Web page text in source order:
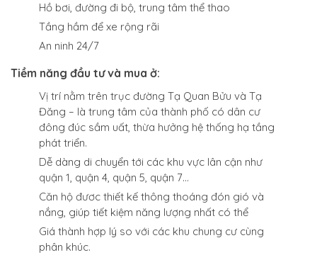
Hồ bơi, đường đi bộ, trung tâm thể thao
Tầng hầm để xe rộng rãi
An ninh 24/7
Tiềm năng đầu tư và mua ở:
Vị trí nằm trên trục đường Tạ Quan Bửu và Tạ
Đăng – là trung tâm của thành phố có dân cư
đông đúc sầm uất, thừa hưởng hệ thống hạ tầng
phát triển.
Dễ dàng di chuyển tới các khu vực lân cận như
quận 1, quận 4, quận 5, quận 7…
Căn hộ đươc thiết kế thông thoáng đón gió và
nắng, giúp tiết kiệm năng lượng nhất có thể
Giá thành hợp lý so với các khu chung cư cùng
phân khúc.